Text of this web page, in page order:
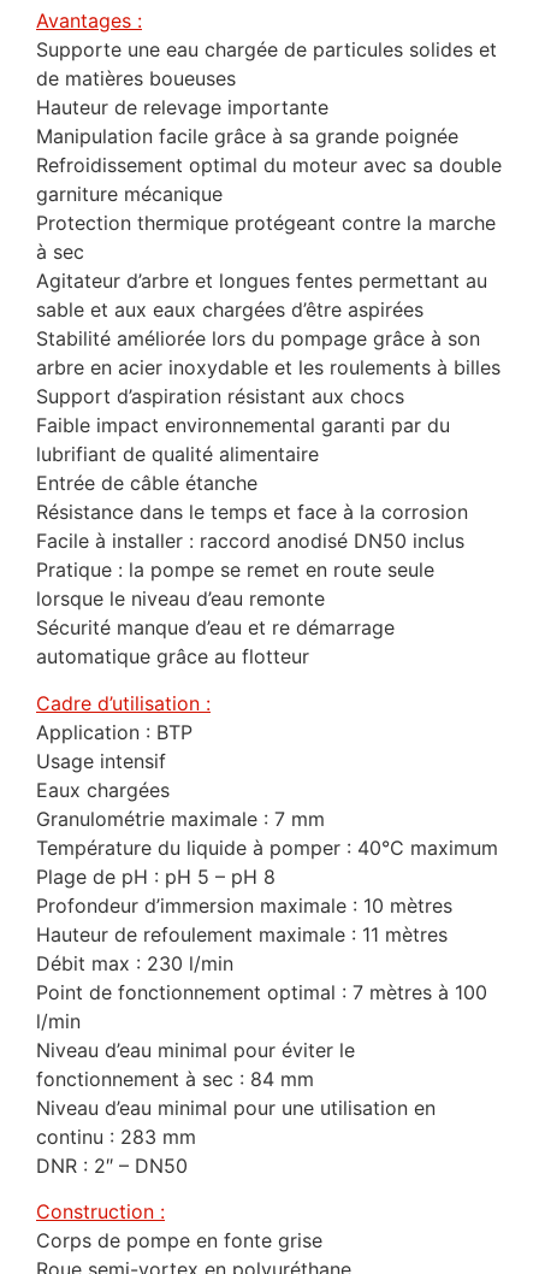
Avantages :
Supporte une eau chargée de particules solides et
de matières boueuses
Hauteur de relevage importante
Manipulation facile grâce à sa grande poignée
Refroidissement optimal du moteur avec sa double
garniture mécanique
Protection thermique protégeant contre la marche
à sec
Agitateur d’arbre et longues fentes permettant au
sable et aux eaux chargées d’être aspirées
Stabilité améliorée lors du pompage grâce à son
arbre en acier inoxydable et les roulements à billes
Support d’aspiration résistant aux chocs
Faible impact environnemental garanti par du
lubrifiant de qualité alimentaire
Entrée de câble étanche
Résistance dans le temps et face à la corrosion
Facile à installer : raccord anodisé DN50 inclus
Pratique : la pompe se remet en route seule
lorsque le niveau d’eau remonte
Sécurité manque d’eau et re démarrage
automatique grâce au flotteur
Cadre d’utilisation :
Application : BTP
Usage intensif
Eaux chargées
Granulométrie maximale : 7 mm
Température du liquide à pomper : 40°C maximum
Plage de pH : pH 5 – pH 8
Profondeur d’immersion maximale : 10 mètres
Hauteur de refoulement maximale : 11 mètres
Débit max : 230 l/min
Point de fonctionnement optimal : 7 mètres à 100
l/min
Niveau d’eau minimal pour éviter le
fonctionnement à sec : 84 mm
Niveau d’eau minimal pour une utilisation en
continu : 283 mm
DNR : 2″ – DN50
Construction :
Corps de pompe en fonte grise
Roue semi-vortex en polyuréthane